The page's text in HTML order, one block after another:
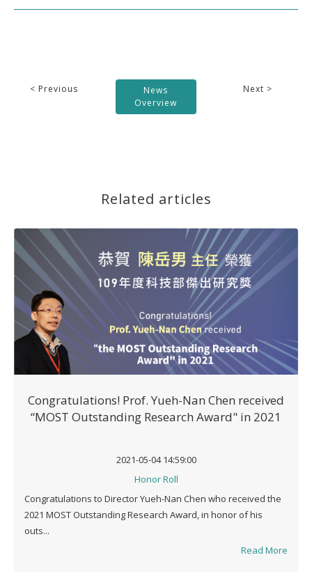
< Previous
News
Overview
Next >
Related articles
Congratulations! Prof. Yueh-Nan Chen received
“MOST Outstanding Research Award" in 2021
2021-05-04 14:59:00
Honor Roll
Congratulations to Director Yueh-Nan Chen who received the
2021 MOST Outstanding Research Award, in honor of his
outs...
Read More